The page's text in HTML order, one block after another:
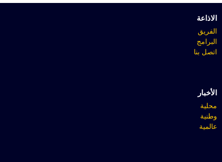
الاذاعة
الفريق
البرامج
اتصل بنا
الأخبار
محلية
وطنية
عالمية